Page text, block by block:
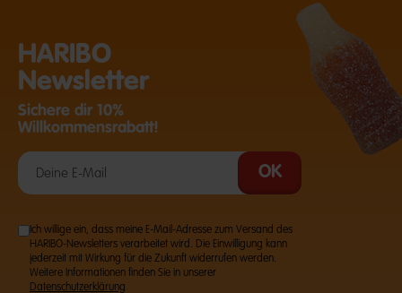
HARIBO
Newsletter
Sichere dir 10%
Willkommensrabatt!
Ich willige ein, dass meine E-Mail-Adresse zum Versand des
HARIBO-Newsletters verarbeitet wird. Die Einwilligung kann
jederzeit mit Wirkung für die Zukunft widerrufen werden.
Weitere Informationen finden Sie in unserer
Datenschutzerklärung